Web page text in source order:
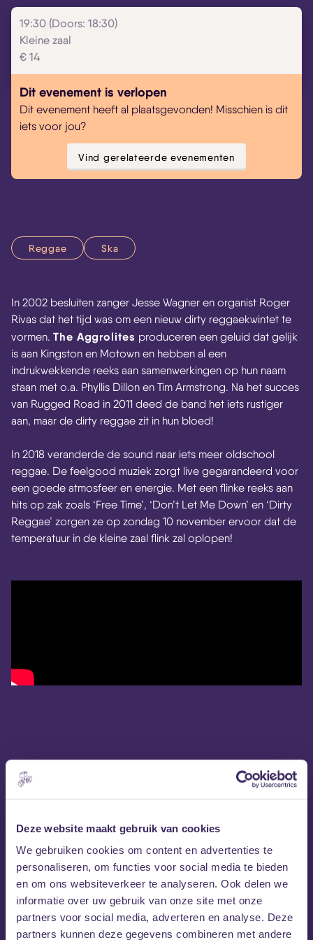
Deze website maakt gebruik van cookies
We gebruiken cookies om content en advertenties te
personaliseren, om functies voor social media te bieden
en om ons websiteverkeer te analyseren. Ook delen we
informatie over uw gebruik van onze site met onze
partners voor social media, adverteren en analyse. Deze
partners kunnen deze gegevens combineren met andere
19:30 (Doors: 18:30)
Kleine zaal
€ 14
Dit evenement is verlopen
Dit evenement heeft al plaatsgevonden! Misschien is dit
iets voor jou?
Vind gerelateerde evenementen
Reggae Ska
In 2002 besluiten zanger Jesse Wagner en organist Roger
Rivas dat het tijd was om een nieuw dirty reggaekwintet te
vormen. The Aggrolites produceren een geluid dat gelijk
is aan Kingston en Motown en hebben al een
indrukwekkende reeks aan samenwerkingen op hun naam
staan met o.a. Phyllis Dillon en Tim Armstrong. Na het succes
van Rugged Road in 2011 deed de band het iets rustiger
aan, maar de dirty reggae zit in hun bloed!
In 2018 veranderde de sound naar iets meer oldschool
reggae. De feelgood muziek zorgt live gegarandeerd voor
een goede atmosfeer en energie. Met een flinke reeks aan
hits op zak zoals ‘Free Time’, ‘Don’t Let Me Down’ en ‘Dirty
Reggae’ zorgen ze op zondag 10 november ervoor dat de
temperatuur in de kleine zaal flink zal oplopen!